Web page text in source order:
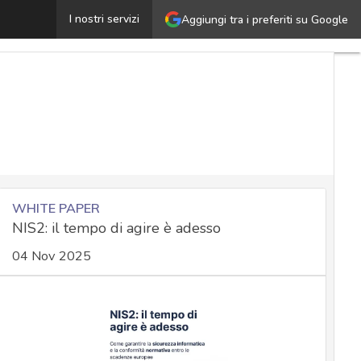
Aggiungi tra i preferiti su Google
I nostri servizi
cyber security è la sicurezza del paziente: un
WHITE PAPER
NIS2: il tempo di agire è adesso
04 Nov 2025